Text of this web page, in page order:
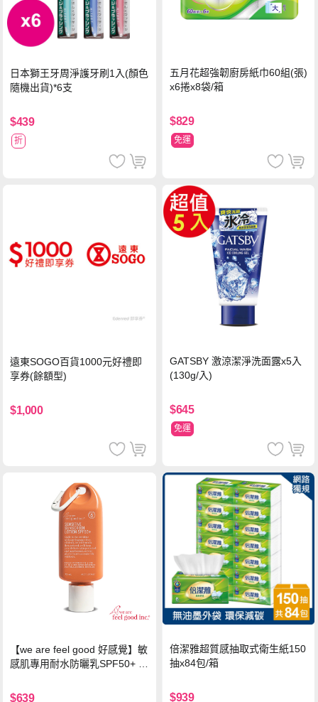
日本獅王牙周淨護牙刷1入(顏色
隨機出貨)*6支
$439
折
五月花超強韌廚房紙巾60組(張)
x6捲x8袋/箱
$829
免運
遠東SOGO百貨1000元好禮即
享券(餘額型)
$1,000
GATSBY 激涼潔淨洗面露x5入
(130g/入)
$645
免運
【we are feel good 好感覺】敏
感肌專用耐水防曬乳SPF50+ 7
$639
倍潔雅超質感抽取式衛生紙150
抽x84包/箱
$939